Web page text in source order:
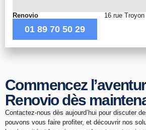
Renovio 16 rue Troyon
01 89 70 50 29
Commencez
Renovio dès
Contactez-nous dès aujourd’hui pour discuter
pouvons vous faire profiter, et découvrir nos